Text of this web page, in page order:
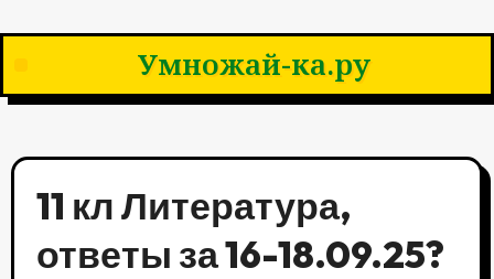
Умножай-ка.ру
11 кл Литература,
ответы за 16-18.09.25?